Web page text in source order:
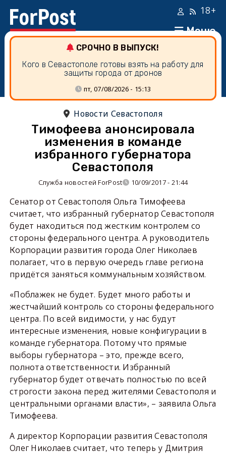
Меню
18+
СРОЧНО В ВЫПУСК!
Кого в Севастополе готовы взять на работу для
защиты города от дронов
пт, 07/08/2026 - 15:13
Новости Севастополя
Тимофеева анонсировала
изменения в команде
избранного губернатора
Севастополя
Служба новостей ForPost 10/09/2017 - 21:44
Сенатор от Севастополя Ольга Тимофеева
считает, что избранный губернатор Севастополя
будет находиться под жестким контролем со
стороны федерального центра. А руководитель
Корпорации развития города Олег Николаев
полагает, что в первую очередь главе региона
придётся заняться коммунальным хозяйством.
«Поблажек не будет. Будет много работы и
жестчайший контроль со стороны федерального
центра. По всей видимости, у нас будут
интересные изменения, новые конфигурации в
команде губернатора. Потому что прямые
выборы губернатора – это, прежде всего,
полнота ответственности. Избранный
губернатор будет отвечать полностью по всей
строгости закона перед жителями Севастополя и
центральными органами власти», – заявила Ольга
Тимофеева.
А директор Корпорации развития Севастополя
Олег Николаев считает, что теперь у Дмитрия